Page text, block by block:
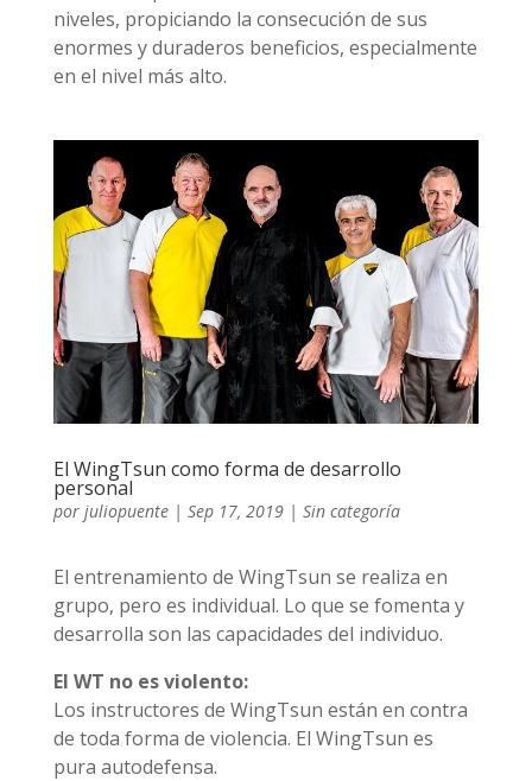
niveles, propiciando la consecución de sus
enormes y duraderos beneficios, especialmente
en el nivel más alto.
El WingTsun como forma de desarrollo
personal
por juliopuente| Sep 17, 2019| Sin categoría
El entrenamiento de WingTsun se realiza en
grupo, pero es individual. Lo que se fomenta y
desarrolla son las capacidades del individuo.
El WT no es violento:
Los instructores de WingTsun están en contra
de toda forma de violencia. El WingTsun es
pura autodefensa.